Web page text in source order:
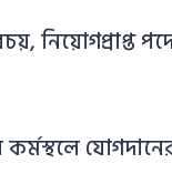
যোগদানের